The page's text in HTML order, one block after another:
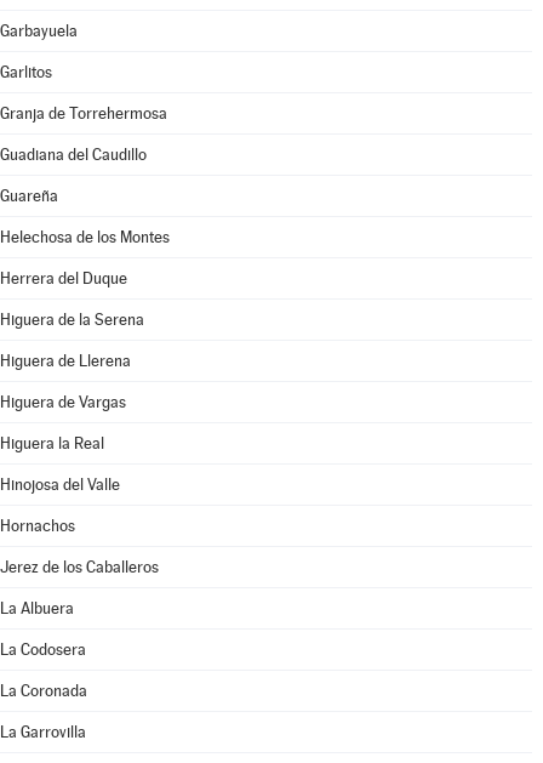
Garbayuela
Garlitos
Granja de Torrehermosa
Guadiana del Caudillo
Guareña
Helechosa de los Montes
Herrera del Duque
Higuera de la Serena
Higuera de Llerena
Higuera de Vargas
Higuera la Real
Hinojosa del Valle
Hornachos
Jerez de los Caballeros
La Albuera
La Codosera
La Coronada
La Garrovilla